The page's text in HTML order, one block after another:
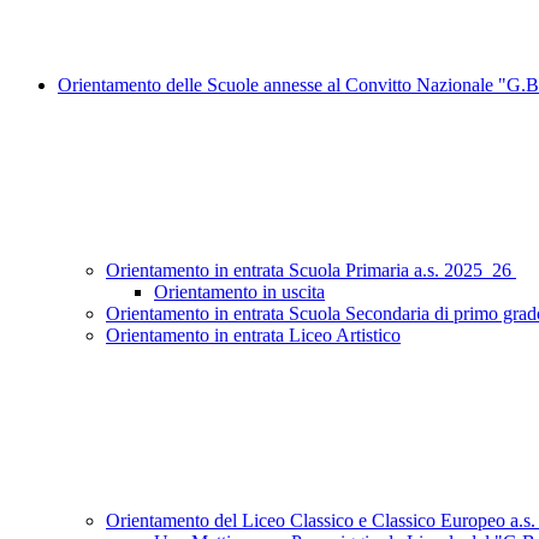
Orientamento delle Scuole annesse al Convitto Nazionale
Orientamento in entrata Scuola Primaria a.s. 2025_26
Orientamento in uscita
Orientamento in entrata Scuola Secondaria di primo
Orientamento in entrata Liceo Artistico
Orientamento del Liceo Classico e Classico Europeo